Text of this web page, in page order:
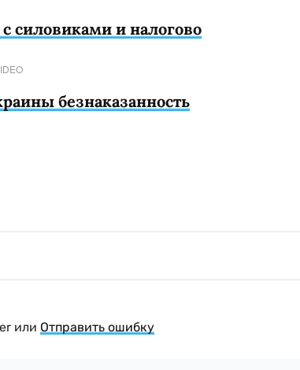
силовиками и налогово
безнаказанность
или Отправить ошибку